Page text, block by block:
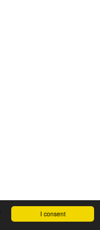
I consent